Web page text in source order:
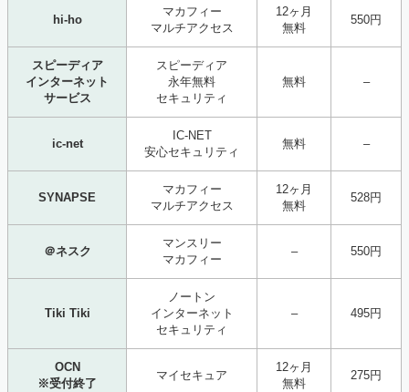
hi-ho
マカフィー
マルチアクセス
12ヶ月
無料
550円
スピーディア
インターネット
サービス
スピーディア
永年無料
セキュリティ
無料 –
ic-net
IC-NET
安心セキュリティ
無料 –
SYNAPSE
マカフィー
マルチアクセス
12ヶ月
無料
528円
＠ネスク
マンスリー
マカフィー
– 550円
Tiki Tiki
ノートン
インターネット
セキュリティ
– 495円
OCN
※受付終了
マイセキュア
12ヶ月
無料
275円